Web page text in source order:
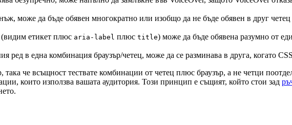
може да бъде обявен многократно или изобщо да не бъде обявен в друг четец
(видим етикет плюс aria-label плюс title) може да бъде обявена разумно от
ред в една комбинация браузър/четец, може да се разминава в друга, когато
така че всъщност тествате комбинации от четец плюс браузър, а не четци
които използва вашата аудитория. Този принцип е същият, който стои зад